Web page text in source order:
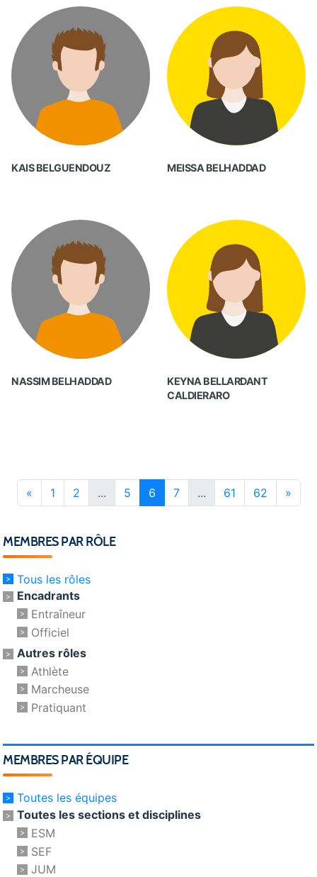
KAIS BELGUENDOUZ MEISSA BELHADDAD
NASSIM BELHADDAD
KEYNA BELLARDANT
CALDIERARO
« 1 2 ... 5 6 7 ... 61 62 »
MEMBRES PAR RÔLE
Tous les rôles
Encadrants
Entraîneur
Officiel
Autres rôles
Athlète
Marcheuse
Pratiquant
MEMBRES PAR ÉQUIPE
Toutes les équipes
Toutes les sections et disciplines
ESM
SEF
JUM